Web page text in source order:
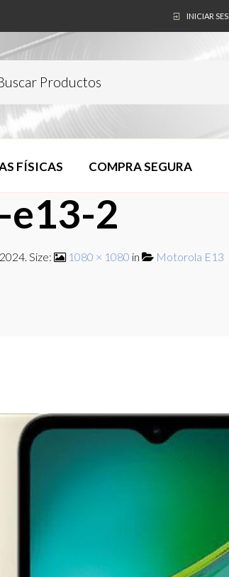
INICIAR
FÍSICAS COMPRA SEGURA
2
. Size: 1080 × 1080 in Motorola E13